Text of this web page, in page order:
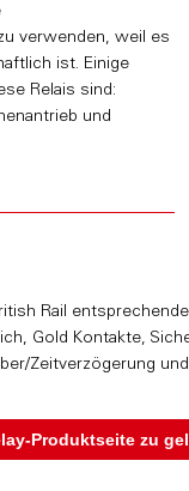
verwenden, weil es
ist. Einige
Relais sind:
und
Rail
Gold Kontakte,
Zeitverzögerung